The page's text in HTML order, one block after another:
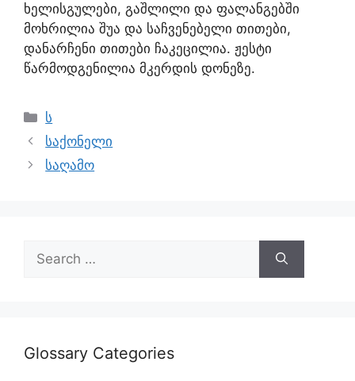
ხელისგულები, გაშლილი და ფალანგებში
მოხრილია შუა და საჩვენებელი თითები,
დანარჩენი თითები ჩაკეცილია. ჟესტი
წარმოდგენილია მკერდის დონეზე.
ს
საქონელი
საღამო
Glossary Categories